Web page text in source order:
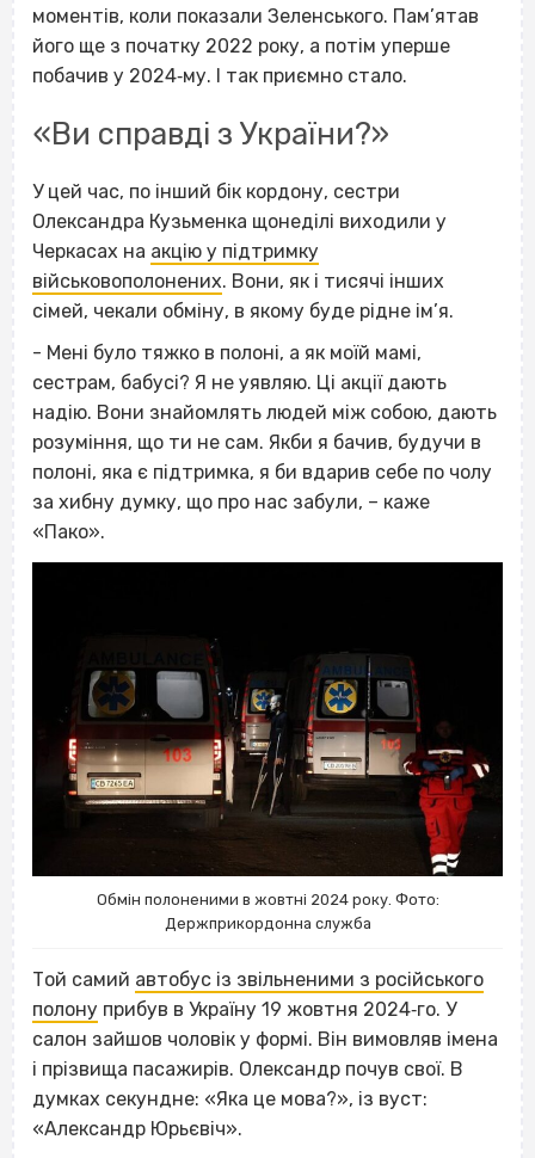
моментів, коли показали Зеленського. Пам’ятав
його ще з початку 2022 року, а потім уперше
побачив у 2024‐му. І так приємно стало.
«Ви справді з України?»
У цей час, по інший бік кордону, сестри
Олександра Кузьменка щонеділі виходили у
Черкасах на акцію у підтримку
військовополонених. Вони, як і тисячі інших
сімей, чекали обміну, в якому буде рідне ім’я.
- Мені було тяжко в полоні, а як моїй мамі,
сестрам, бабусі? Я не уявляю. Ці акції дають
надію. Вони знайомлять людей між собою, дають
розуміння, що ти не сам. Якби я бачив, будучи в
полоні, яка є підтримка, я би вдарив себе по чолу
за хибну думку, що про нас забули, – каже
«Пако».
Обмін полоненими в жовтні 2024 року. Фото:
Держприкордонна служба
Той самий автобус із звільненими з російського
полону прибув в Україну 19 жовтня 2024‐го. У
салон зайшов чоловік у формі. Він вимовляв імена
і прізвища пасажирів. Олександр почув свої. В
думках секундне: «Яка це мова?», із вуст:
«Александр Юрьєвіч».